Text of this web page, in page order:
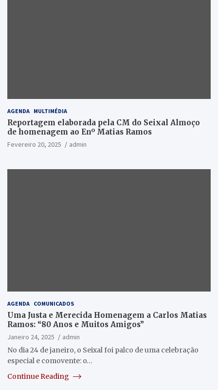
AGENDA MULTIMÉDIA
Reportagem elaborada pela CM do Seixal Almoço
de homenagem ao Enº Matias Ramos
Fevereiro 20, 2025 admin
AGENDA COMUNICADOS
Uma Justa e Merecida Homenagem a Carlos Matias
Ramos: “80 Anos e Muitos Amigos”
Janeiro 24, 2025
admin
No dia 24 de janeiro, o Seixal foi palco de uma celebração
especial e comovente: o…
Continue Reading